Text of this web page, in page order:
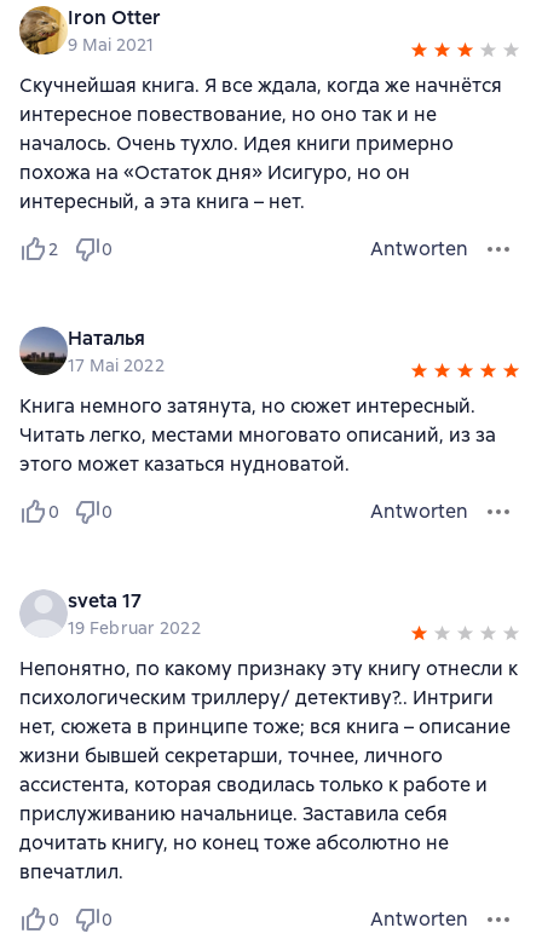
Iron Otter
9 Mai 2021
Скучнейшая книга. Я все ждала, когда же начнётся
интересное повествование, но оно так и не
началось. Очень тухло. Идея книги примерно
похожа на «Остаток дня» Исигуро, но он
интересный, а эта книга – нет.
2 0 Antworten
Наталья
17 Mai 2022
Книга немного затянута, но сюжет интересный.
Читать легко, местами многовато описаний, из за
этого может казаться нудноватой.
0 0 Antworten
sveta 17
19 Februar 2022
Непонятно, по какому признаку эту книгу отнесли к
психологическим триллеру/ детективу?.. Интриги
нет, сюжета в принципе тоже; вся книга – описание
жизни бывшей секретарши, точнее, личного
ассистента, которая сводилась только к работе и
прислуживанию начальнице. Заставила себя
дочитать книгу, но конец тоже абсолютно не
впечатлил.
0 0 Antworten